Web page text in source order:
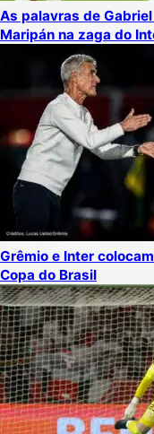
As palavras de
Maripán na zaga do
Grêmio e Inter
Copa do Brasil